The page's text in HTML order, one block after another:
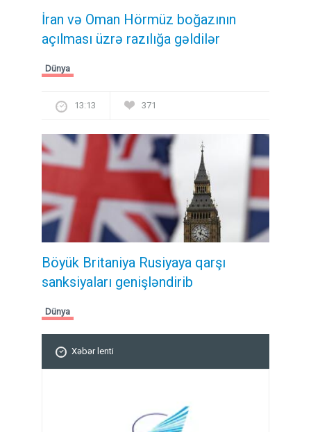
İran və Oman Hörmüz boğazının
açılması üzrə razılığa gəldilər
Dünya
13:13 371
Böyük Britaniya Rusiyaya qarşı
sanksiyaları genişləndirib
Dünya
Xəbər lenti